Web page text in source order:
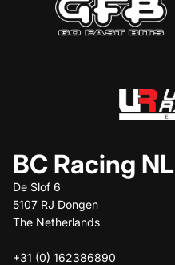
BC Racing NL
De Slof 6
5107 RJ Dongen
The Netherlands
+31 (0) 162386890